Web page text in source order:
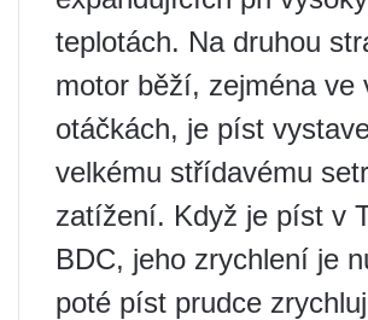
teplotách. Na druhou
motor běží, zejména ve
otáčkách, je píst
velkému střídavému
zatížení. Když je píst v
BDC, jeho zrychlení je
poté píst prudce